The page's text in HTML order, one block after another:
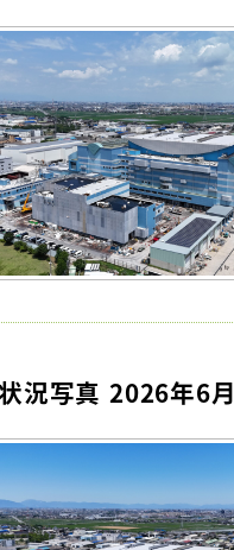
況写真 2026年6月